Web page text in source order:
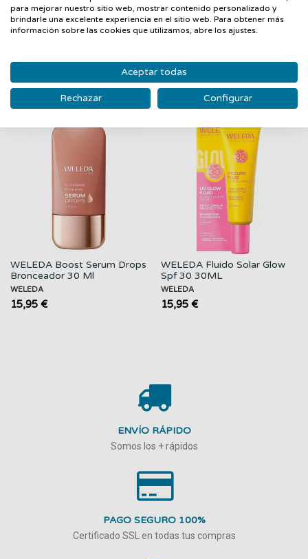
Acción hidratante y bronceadora.
PRODUCTOS RELACIONADOS
WELEDA Boost Serum Drops
Bronceador 30 Ml
WELEDA
15,95 €
WELEDA Fluido Solar Glow
Spf 30 30ML
WELEDA
15,95 €
ENVÍO RÁPIDO
Somos los + rápidos
PAGO SEGURO 100%
Certificado SSL en todas tus compras
para mejorar nuestro sitio web, mostrar contenido personalizado y
brindarle una excelente experiencia en el sitio web. Para obtener más
información sobre las cookies que utilizamos, abre los ajustes.
Aceptar todas
Rechazar Configurar